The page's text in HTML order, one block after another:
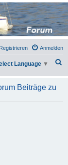
Anmelden
Registrieren
Language ▼
Beiträge zu